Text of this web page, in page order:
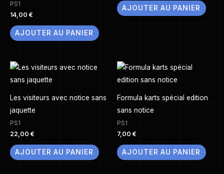
PS1
14,00 €
AJOUTER AU PANIER
AJOUTER AU PANIER
Les visiteurs avec notice sans
jaquette
PS1
22,00 €
AJOUTER AU PANIER
Formula karts spécial edition
sans notice
PS1
7,00 €
AJOUTER AU PANIER